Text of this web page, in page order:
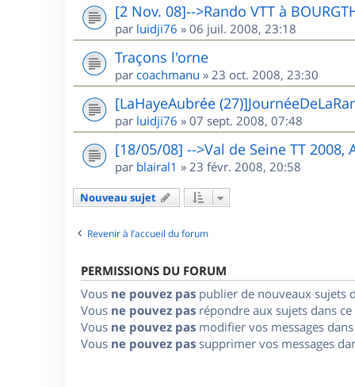
[2 Nov. 08]-->Rando VTT à
par luidji76 » 06 juil. 2008, 23:18
Traçons l'orne
par coachmanu » 23 oct. 2008, 23:30
[LaHayeAubrée
par luidji76 » 07 sept. 2008, 07:48
[18/05/08] -->Val de Seine TT 2008,
par blairal1 » 23 févr. 2008, 20:58
Nouveau sujet
Revenir à l’accueil du forum
PERMISSIONS DU FORUM
Vous ne pouvez pas publier de nouveaux sujets
Vous ne pouvez pas répondre aux sujets dans
Vous ne pouvez pas modifier vos messages
Vous ne pouvez pas supprimer vos messages